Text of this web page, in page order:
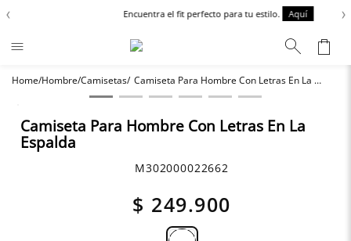
‹ Encuentra el fit perfecto para tu estilo. Aquí ›
Hombre Camisetas Camiseta Para Hombre Con Letras En La Espalda
Camiseta Para Hombre Con Letras En La
Espalda
M302000022662
$ 249.900
Términos más buscados
. Zapatos